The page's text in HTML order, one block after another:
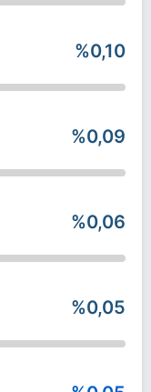
%0,10
%0,09
%0,06
%0,05